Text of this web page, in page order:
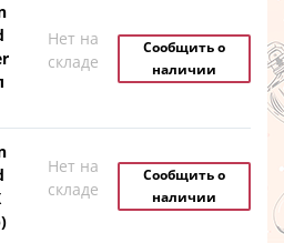
Нет на
складе
Сообщить о
наличии
Нет на
складе
Сообщить о
наличии